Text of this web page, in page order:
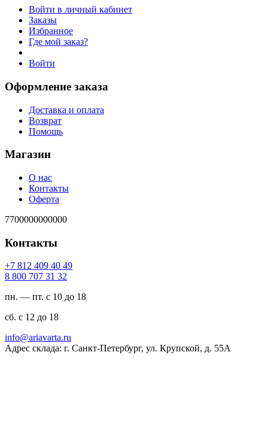
Войти в личный кабинет
Заказы
Избранное
Где мой заказ?
Войти
Оформление заказа
Доставка и оплата
Возврат
Помощь
Магазин
О нас
Контакты
Оферта
7700000000000
Контакты
94 04 904 218 7+
23 13 707 008 8
пн. — пт. с 10 до 18
сб. с 12 до 18
ur.atravaira@ofni
Адрес склада: г. Санкт-Петербург, ул. Крупской, д. 55А